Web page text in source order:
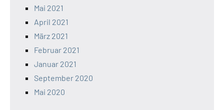
Mai 2021
April 2021
März 2021
Februar 2021
Januar 2021
September 2020
Mai 2020